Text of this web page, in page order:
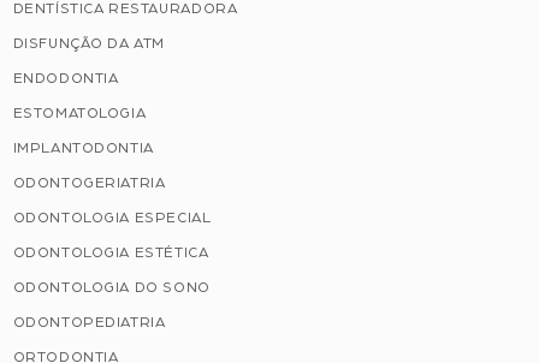
DENTÍSTICA RESTAURADORA
DISFUNÇÃO DA ATM
ENDODONTIA
ESTOMATOLOGIA
IMPLANTODONTIA
ODONTOGERIATRIA
ODONTOLOGIA ESPECIAL
ODONTOLOGIA ESTÉTICA
ODONTOLOGIA DO SONO
ODONTOPEDIATRIA
ORTODONTIA